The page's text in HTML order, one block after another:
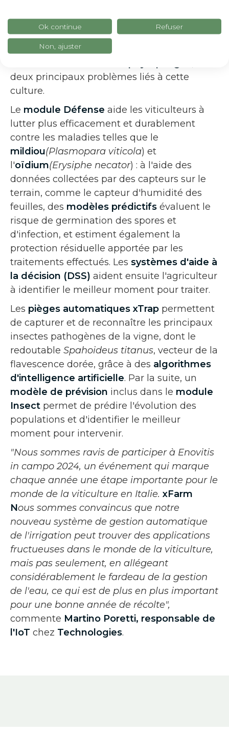
l'ont choisie, compte tenu de lalarge
gamme de services dédiés à la vigne,
notamment pour la
défense contre les
deux principaux problèmes liés à cette
culture.
Le module Défense aide les viticulteurs à
lutter plus efficacement et durablement
contre les maladies telles que le
mildiou(Plasmopara viticola) et
l'oïdium(Erysiphe necator) : à l'aide des
données collectées par des capteurs sur le
terrain, comme le capteur d'humidité des
feuilles, des modèles prédictifs évaluent le
risque de germination des spores et
d'infection, et estiment également la
protection résiduelle apportée par les
traitements effectués. Les systèmes d'aide à
la décision (DSS) aident ensuite l'agriculteur
à identifier le meilleur moment pour traiter.
Les pièges automatiques xTrap permettent
de capturer et de reconnaître les principaux
insectes pathogènes de la vigne, dont le
redoutable Spahoideus titanus, vecteur de la
flavescence dorée, grâce à des algorithmes
d'intelligence artificielle. Par la suite, un
modèle de prévision inclus dans le module
Insect permet de prédire l'évolution des
populations et d'identifier le meilleur
moment pour intervenir.
"Nous sommes ravis de participer à Enovitis
in campo 2024, un événement qui marque
chaque année une étape importante pour le
monde de la viticulture en Italie. xFarm
Nous sommes convaincus que notre
nouveau système de gestion automatique
de l'irrigation peut trouver des applications
fructueuses dans le monde de la viticulture,
mais pas seulement, en allégeant
considérablement le fardeau de la gestion
de l'eau, ce qui est de plus en plus important
pour une bonne année de récolte",
commente Martino Poretti, responsable de
l'IoT chez Technologies.
Ok continue Refuser
Non, ajuster